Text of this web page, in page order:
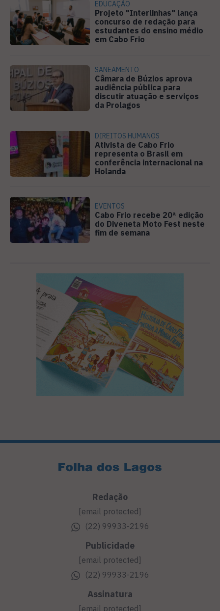
EDUCAÇÃO
Projeto "Interlinhas" lança
concurso de redação para
estudantes do ensino médio
em Cabo Frio
SANEAMENTO
Câmara de Búzios aprova
audiência pública para
discutir atuação e serviços
da Prolagos
DIREITOS HUMANOS
Ativista de Cabo Frio
representa o Brasil em
conferência internacional na
Holanda
EVENTOS
Cabo Frio recebe 20ª edição
do Diveneta Moto Fest neste
fim de semana
Redação
[email protected]
(22) 99933-2196
Publicidade
[email protected]
(22) 99933-2196
Assinatura
[email protected]